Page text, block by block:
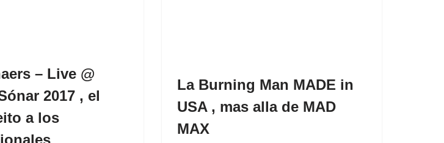
– Live @
2017 , el
a los
La Burning Man MADE in
USA , mas alla de MAD
MAX